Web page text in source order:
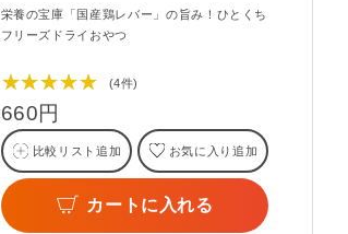
栄養の宝庫「国産鶏レバー」の旨み！ひとくち
フリーズドライおやつ
★★★★★ (4件)
660円
比較リスト追加 お気に入り追加
カートに入れる